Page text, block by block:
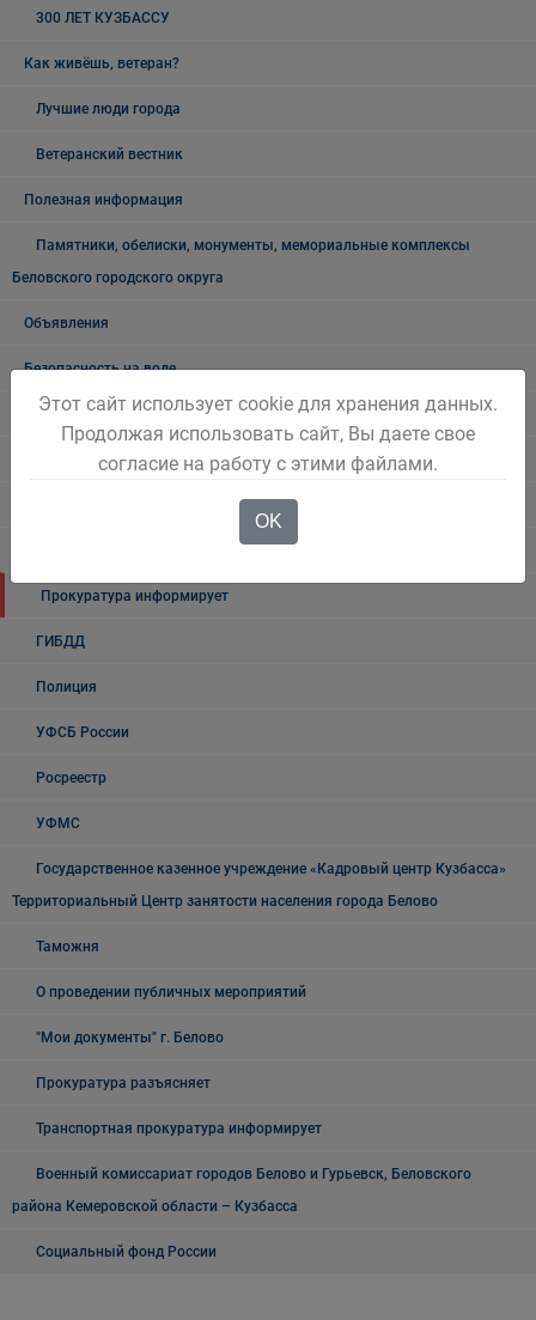
300 ЛЕТ КУЗБАССУ
Как живёшь, ветеран?
Лучшие люди города
Ветеранский вестник
Полезная информация
Памятники, обелиски, монументы, мемориальные комплексы
Беловского городского округа
Объявления
Безопасность на воде
Осторожно мошенники!
Государственные органы и службы информируют
Учреждения Здравоохранения
Прокуратура информирует
ГИБДД
Полиция
УФСБ России
Росреестр
УФМС
Государственное казенное учреждение «Кадровый центр Кузбасса»
Территориальный Центр занятости населения города Белово
Таможня
О проведении публичных мероприятий
"Мои документы" г. Белово
Прокуратура разъясняет
Транспортная прокуратура информирует
Военный комиссариат городов Белово и Гурьевск, Беловского
района Кемеровской области – Кузбасса
Социальный фонд России
Этот сайт использует cookie для хранения данных.
Продолжая использовать сайт, Вы даете свое
согласие на работу с этими файлами.
OK